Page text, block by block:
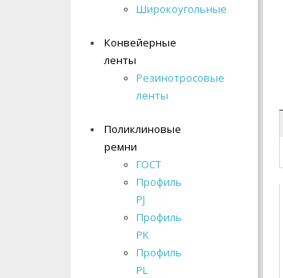
Широкоугольные
Конвейерные
ленты
Резинотросовые
ленты
Поликлиновые
ремни
ГОСТ
Профиль
PJ
Профиль
PK
Профиль
PL
Широкоугольные
Конвейерные
ленты
Резинотросовые
ленты
Поликлиновые
ремни
ГОСТ
Профиль
PJ
Профиль
PK
Профиль
PL
- Многоручьевые
Конвейерные ленты
Линейные
направляющие
Подшипники
Поликлиновые ремни
Ремни для автомобилей
Ремни для
сельхозтехники
Ремни для снегоходов